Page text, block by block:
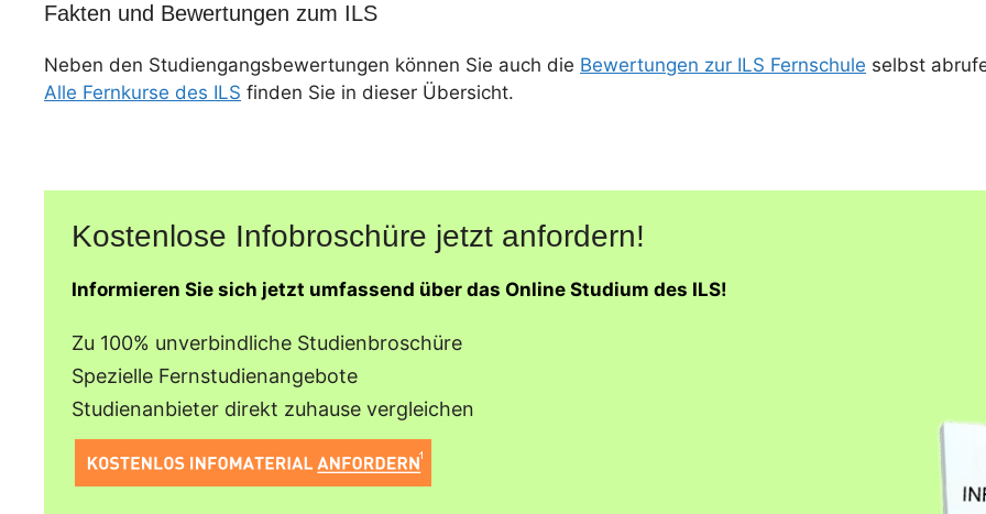
Fakten und Bewertungen zum ILS
Neben den Studiengangsbewertungen können Sie auch die Bewertungen zur ILS Fernschule selbst
Alle Fernkurse des ILS finden Sie in dieser Übersicht.
Kostenlose Infobroschüre jetzt anfordern!
Informieren Sie sich jetzt umfassend über das Online Studium des ILS!
Zu 100% unverbindliche Studienbroschüre
Spezielle Fernstudienangebote
Studienanbieter direkt zuhause vergleichen